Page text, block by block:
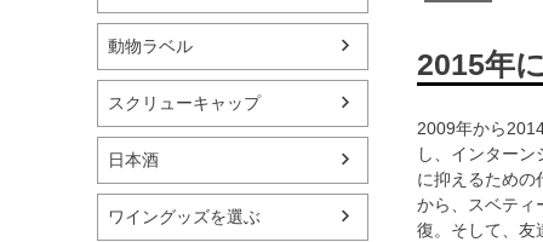
動物ラベル
スクリューキャップ
日本酒
ワイングッズを選ぶ
2015年
2009年から
し、インター
に抑えるための
から、スベティ
復。そして、友